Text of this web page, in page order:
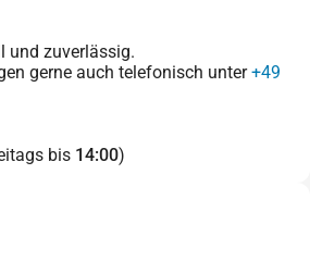
und zuverlässig.
gerne auch telefonisch unter+49
bis 14:00)